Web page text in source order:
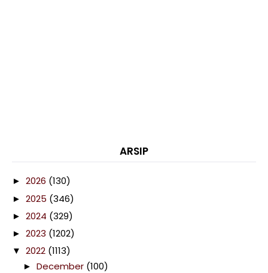
ARSIP
► 2026 (130)
► 2025 (346)
► 2024 (329)
► 2023 (1202)
▼ 2022 (1113)
► December (100)